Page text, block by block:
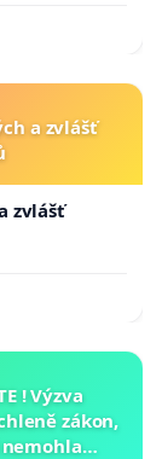
a zvlášť
zvlášť
! Výzva
zákon,